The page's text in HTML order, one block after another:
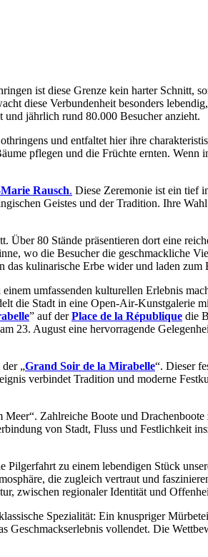
ist diese Grenze kein harter Schnitt,
diese Verbundenheit besonders
und jährlich rund 80.000 Besucher anzieht.
und entfaltet hier ihre
pflegen und die Früchte ernten. Wenn
Rausch. Diese Zeremonie ist ein tief
Geistes und der Tradition. Ihre
Über 80 Stände präsentieren dort eine
wo die Besucher die geschmackliche
kulinarische Erbe wider und laden zum
umfassenden kulturellen Erlebnis
die Stadt in eine Open-Air-Kunstgalerie
” auf derPlace de la République die
23. August eine hervorragende
der „Grand Soir de la Mirabelle“. Dieser
verbindet Tradition und moderne
Zahlreiche Boote und
von Stadt, Fluss und Festlichkeit
zu einem lebendigen Stück
die zugleich vertraut und
zwischen regionaler Identität und
Spezialität: Ein knuspriger
vollendet. Die